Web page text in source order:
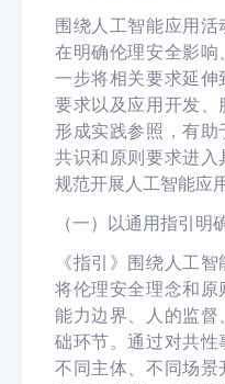
围绕人工智能应用活
在明确伦理安全影
一步将相关要求延伸
要求以及应用开发
形成实践参照，有
共识和原则要求进
规范开展人工智能应
（一）以通用指引
《指引》围绕人工
将伦理安全理念和原
能力边界、人的监
础环节。通过对共
不同主体、不同场